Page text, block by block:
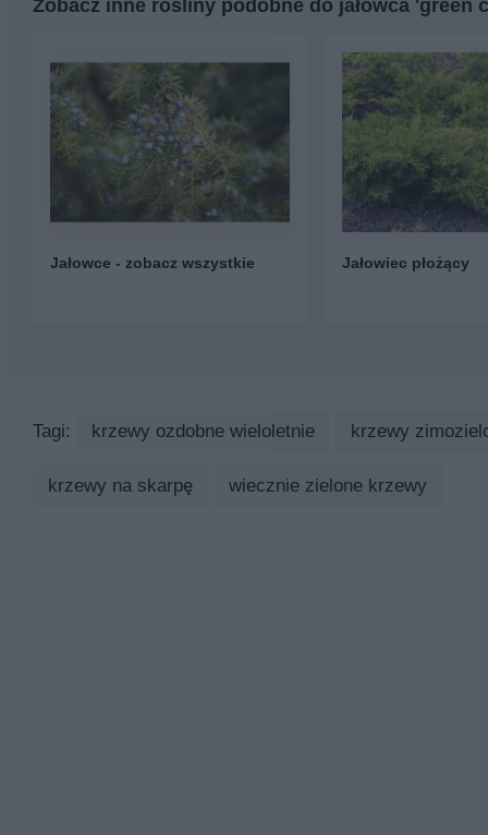
Zobacz inne rośliny podobne do jałowca 'green
Jałowce - zobacz wszystkie Jałowiec płożący
Tagi: krzewy ozdobne wieloletnie krzewy
krzewy na skarpę wiecznie zielone krzewy